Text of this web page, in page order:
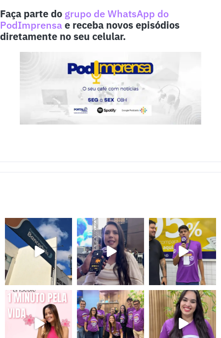
Faça parte do grupo de WhatsApp do
PodImprensae receba novos episódios
diretamente no seu celular.